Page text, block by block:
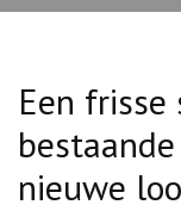
Een
nieuwe